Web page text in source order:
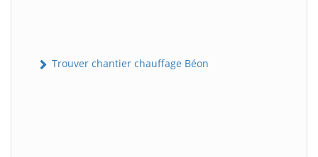
Trouver chantier chauffage Béon